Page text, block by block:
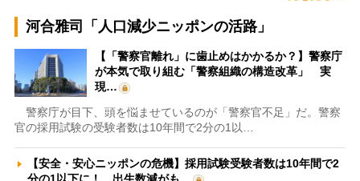
河合雅司「人口減少ニッポンの活路」
【「警察官離れ」に歯止めはかかるか？】警察庁
が本気で取り組む「警察組織の構造改革」 実
現…
警察庁が目下、頭を悩ませているのが「警察官不足」だ。警察
官の採用試験の受験者数は10年間で2分の1以…
【安全・安心ニッポンの危機】採用試験受験者数は10年間で2